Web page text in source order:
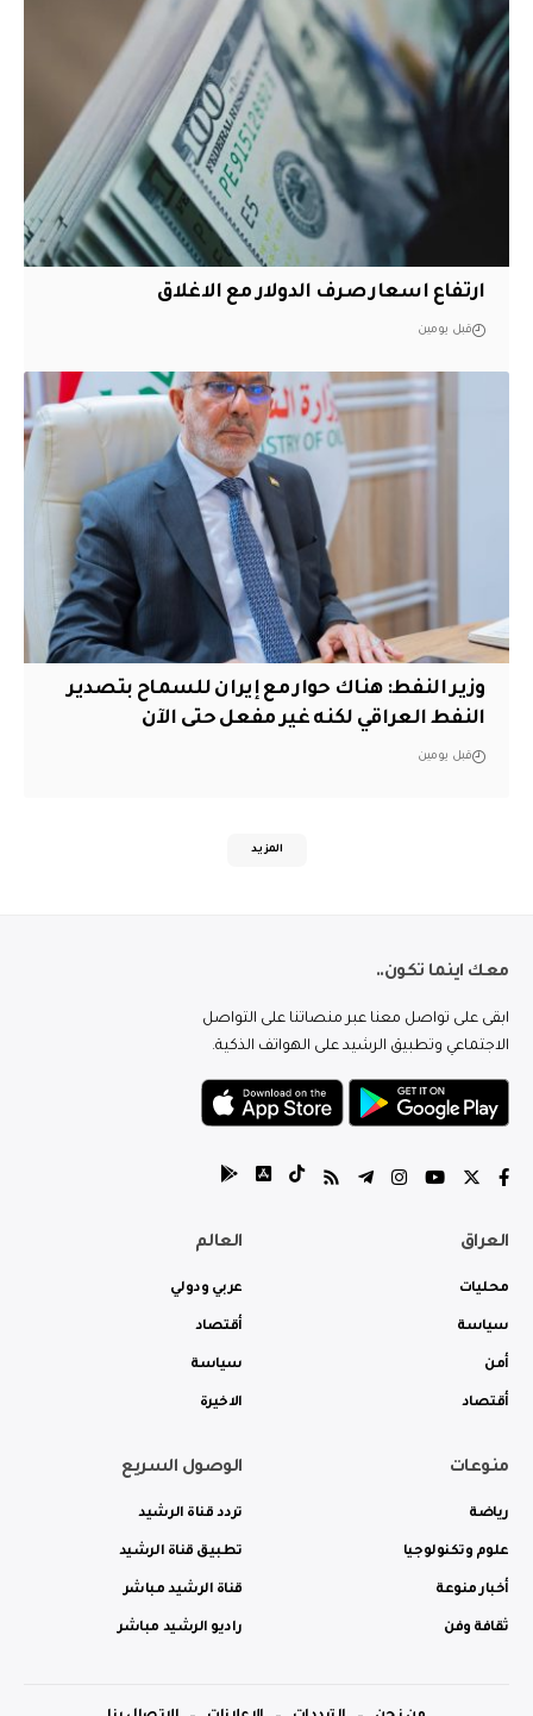
ارتفاع اسعار صرف الدولار مع الاغلاق
قبل يومين
وزير النفط: هناك حوار مع إيران للسماح بتصدير
النفط العراقي لكنه غير مفعل حتى الآن
قبل يومين
المزيد
معك اينما تكون..
ابقى على تواصل معنا عبر منصاتنا على التواصل
الاجتماعي وتطبيق الرشيد على الهواتف الذكية.
العراق
محليات
سياسة
أمن
أقتصاد
العالم
عربي ودولي
أقتصاد
سياسة
الاخيرة
منوعات
رياضة
علوم وتكنولوجيا
أخبار منوعة
ثقافة وفن
الوصول السريع
تردد قناة الرشيد
تطبيق قناة الرشيد
قناة الرشيد مباشر
راديو الرشيد مباشر